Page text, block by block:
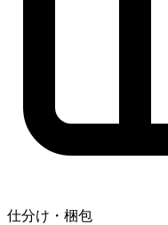
仕分け・梱包